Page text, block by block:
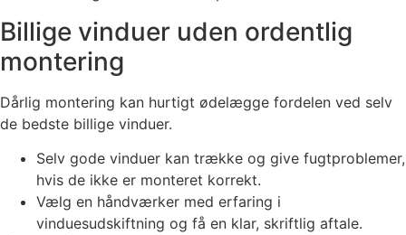
Billige vinduer uden ordentlig
montering
Dårlig montering kan hurtigt ødelægge fordelen ved selv
de bedste billige vinduer.
Selv gode vinduer kan trække og give fugtproblemer,
hvis de ikke er monteret korrekt.
Vælg en håndværker med erfaring i
vinduesudskiftning og få en klar, skriftlig aftale.